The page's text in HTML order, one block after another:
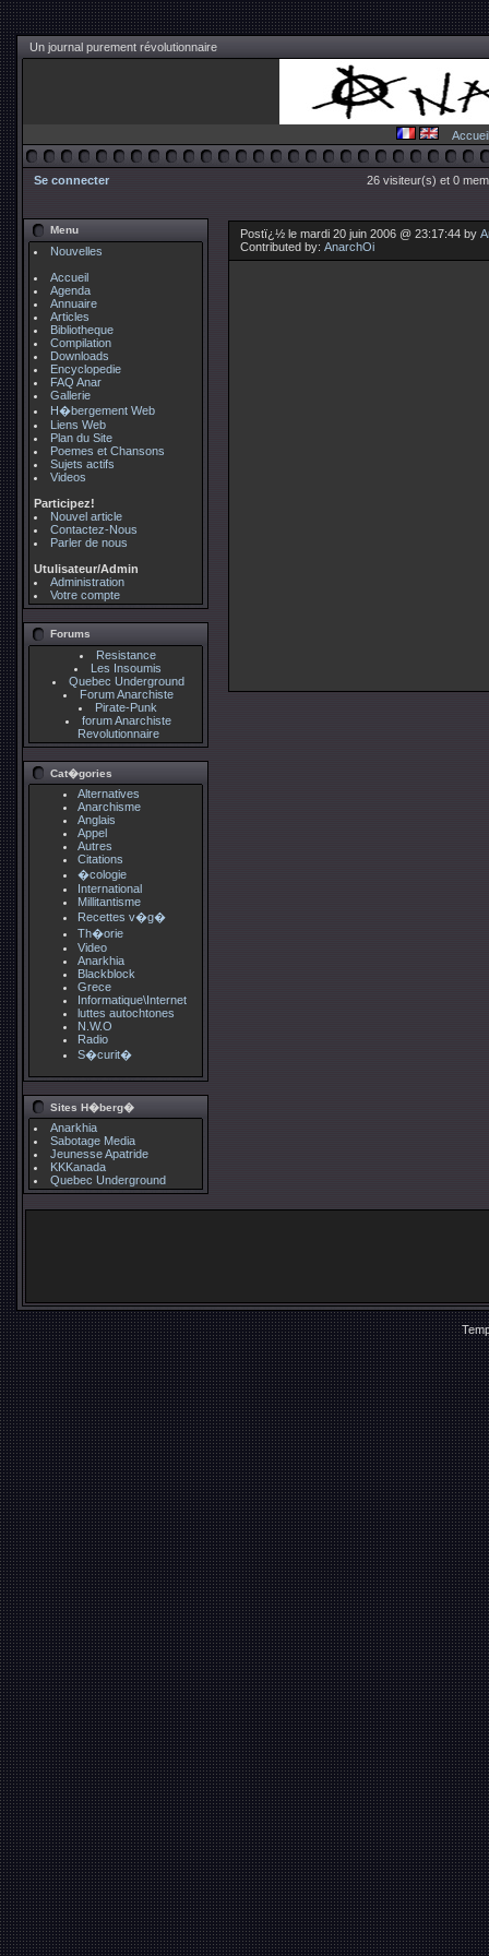
Un journal purement révolutionnaire
Accueil
Se connecter 26 visiteur(s) et 0
Menu
Nouvelles
Accueil
Agenda
Annuaire
Articles
Bibliotheque
Compilation
Downloads
Encyclopedie
FAQ Anar
Gallerie
H�bergement Web
Liens Web
Plan du Site
Poemes et Chansons
Sujets actifs
Videos
Participez!
Nouvel article
Contactez-Nous
Parler de nous
Utulisateur/Admin
Administration
Votre compte
Forums
Resistance
Les Insoumis
Quebec Underground
Forum Anarchiste
Pirate-Punk
forum Anarchiste
Revolutionnaire
Cat�gories
Alternatives
Anarchisme
Anglais
Appel
Autres
Citations
�cologie
International
Millitantisme
Recettes v�g�
Th�orie
Video
Anarkhia
Blackblock
Grece
Informatique\Internet
luttes autochtones
N.W.O
Radio
S�curit�
Sites H�berg�
Anarkhia
Sabotage Media
Jeunesse Apatride
KKKanada
Quebec Underground
Postï¿½ le mardi 20 juin 2006 @ 23:17:44 by
Contributed by: AnarchOi